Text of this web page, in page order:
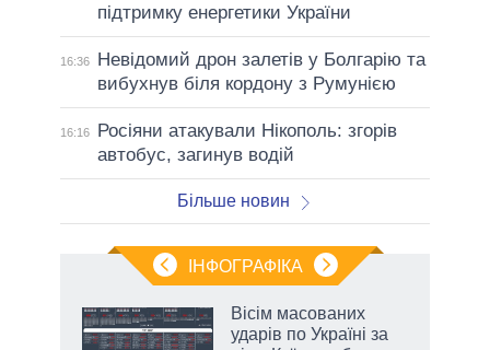
підтримку енергетики України
16:36
Невідомий дрон залетів у Болгарію та
вибухнув біля кордону з Румунією
16:16
Росіяни атакували Нікополь: згорів
автобус, загинув водій
Більше новин
ІНФОГРАФІКА
Вісім масованих
ударів по Україні за